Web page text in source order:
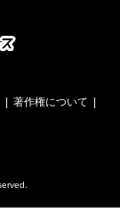
著作権について